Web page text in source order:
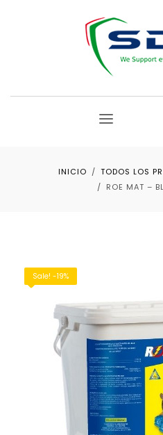
INICIO TODOS LOS
ROE MAT –
Sale! -19%